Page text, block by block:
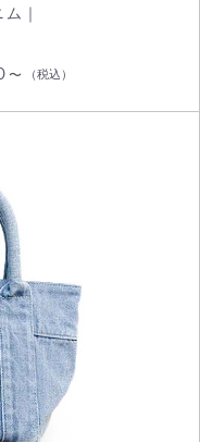
｜
〜 （税込）